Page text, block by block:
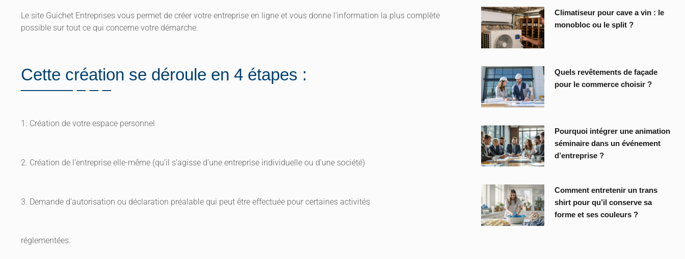
Le site Guichet Entreprises vous permet de créer votre entreprise en ligne et vous donne l’information la plus complète
possible sur tout ce qui concerne votre démarche.
Cette création se déroule en 4 étapes :
1. Création de votre espace personnel
2. Création de l’entreprise elle-même (qu’il s’agisse d’une entreprise individuelle ou d’une société)
3. Demande d’autorisation ou déclaration préalable qui peut être effectuée pour certaines activités
réglementées.
Climatiseur pour cave a vin : le
monobloc ou le split ?
Quels revêtements de façade
pour le commerce choisir ?
Pourquoi intégrer une animation
séminaire dans un événement
d’entreprise ?
Comment entretenir un trans
shirt pour qu’il conserve sa
forme et ses couleurs ?